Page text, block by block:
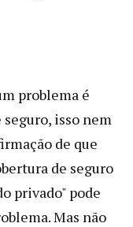
problema é
isso nem
de que
de seguro
privado" pode
Mas não